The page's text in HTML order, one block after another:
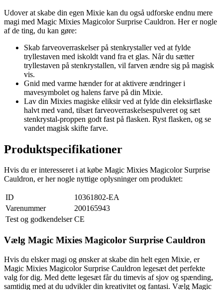
Udover at skabe din egen Mixie kan du også udforske endnu mere
magi med Magic Mixies Magicolor Surprise Cauldron. Her er nogle
af de ting, du kan gøre:
Skab farveoverraskelser på stenkrystaller ved at fylde
tryllestaven med iskoldt vand fra et glas. Når du sætter
tryllestaven på stenkrystallen, vil farven ændre sig på magisk
vis.
Gnid med varme hænder for at aktivere ændringer i
mavesymbolet og halens farve på din Mixie.
Lav din Mixies magiske eliksir ved at fylde din eleksirflaske
halvt med vand, tilsæt farveoverraskelsespulveret og sæt
stenkrystal-proppen godt fast på flasken. Ryst flasken, og se
vandet magisk skifte farve.
Produktspecifikationer
Hvis du er interesseret i at købe Magic Mixies Magicolor Surprise
Cauldron, er her nogle nyttige oplysninger om produktet:
ID
10361802-EA
Varenummer
200165943
Test og godkendelser CE
Vælg Magic Mixies Magicolor Surprise Cauldron
Hvis du elsker magi og ønsker at skabe din helt egen Mixie, er
Magic Mixies Magicolor Surprise Cauldron legesæt det perfekte
valg for dig. Med dette legesæt får du timevis af sjov og spænding,
samtidig med at du udvikler din kreativitet og fantasi. Vælg Magic